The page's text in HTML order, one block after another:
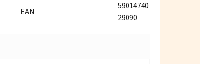
EAN
59014740
29090